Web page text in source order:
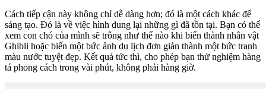
Cách tiếp cận này không chỉ dễ dàng hơn; đó là một cách khác để
sáng tạo. Đó là về việc hình dung lại những gì đã tồn tại. Bạn có thể
xem con chó của mình sẽ trông như thế nào khi biến thành nhân vật
Ghibli hoặc biến một bức ảnh du lịch đơn giản thành một bức tranh
màu nước tuyệt đẹp. Kết quả tức thì, cho phép bạn thử nghiệm hàng
tá phong cách trong vài phút, không phải hàng giờ.